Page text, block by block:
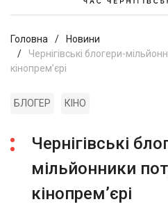
Головна
Новини
Чернігівські блогери-
кінопремʼєрі
БЛОГЕР КІНО
Чернігівські
мільйонники
кінопремʼєрі